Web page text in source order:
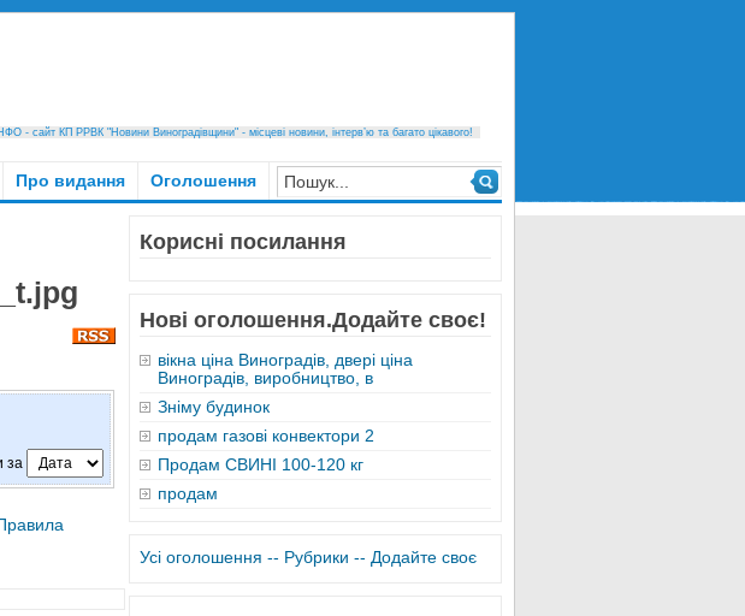
- сайт КП РРВК "Новини Виноградівщини" - місцеві новини, інтерв’ю та багато цікавого!
Про видання Оголошення
за
Корисні посилання
Нові оголошення.Додайте своє!
вікна ціна Виноградів, двері ціна
Виноградів, виробництво, в
Зніму будинок
продам газові конвектори 2
Продам СВИНІ 100-120 кг
продам
Усі оголошення -- Рубрики -- Додайте своє